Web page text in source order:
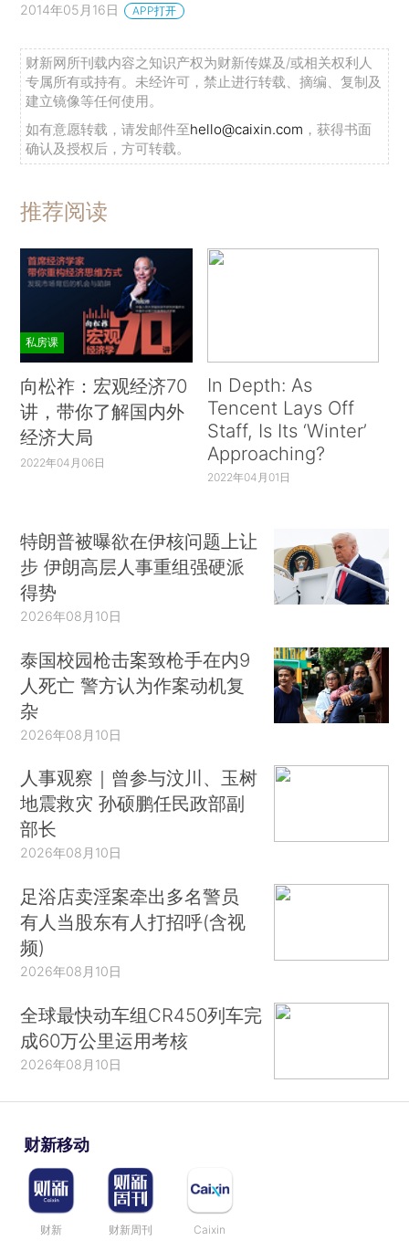
2014年05月16日 APP打开
财新网所刊载内容之知识产权为财新传媒及/或相关权利人
专属所有或持有。未经许可，禁止进行转载、摘编、复制及
建立镜像等任何使用。
如有意愿转载，请发邮件至hello@caixin.com ，获得书面
确认及授权后，方可转载。
推荐阅读
私房课
向松祚：宏观经济70
讲，带你了解国内外
经济大局
2022年04月06日
In Depth: As
Tencent Lays Off
Staff, Is Its ‘Winter’
Approaching?
2022年04月01日
特朗普被曝欲在伊核问题上让
步 伊朗高层人事重组强硬派
得势
2026年08月10日
泰国校园枪击案致枪手在内9
人死亡 警方认为作案动机复
杂
2026年08月10日
人事观察｜曾参与汶川、玉树
地震救灾 孙硕鹏任民政部副
部长
2026年08月10日
足浴店卖淫案牵出多名警员
有人当股东有人打招呼(含视
频)
2026年08月10日
全球最快动车组CR450列车完
成60万公里运用考核
2026年08月10日
财新移动
财新 财新周刊 Caixin